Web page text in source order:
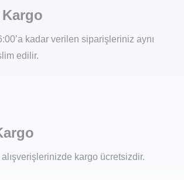
Kargo
kadar verilen siparişleriniz aynı
edilir.
kargo ücretsizdir.